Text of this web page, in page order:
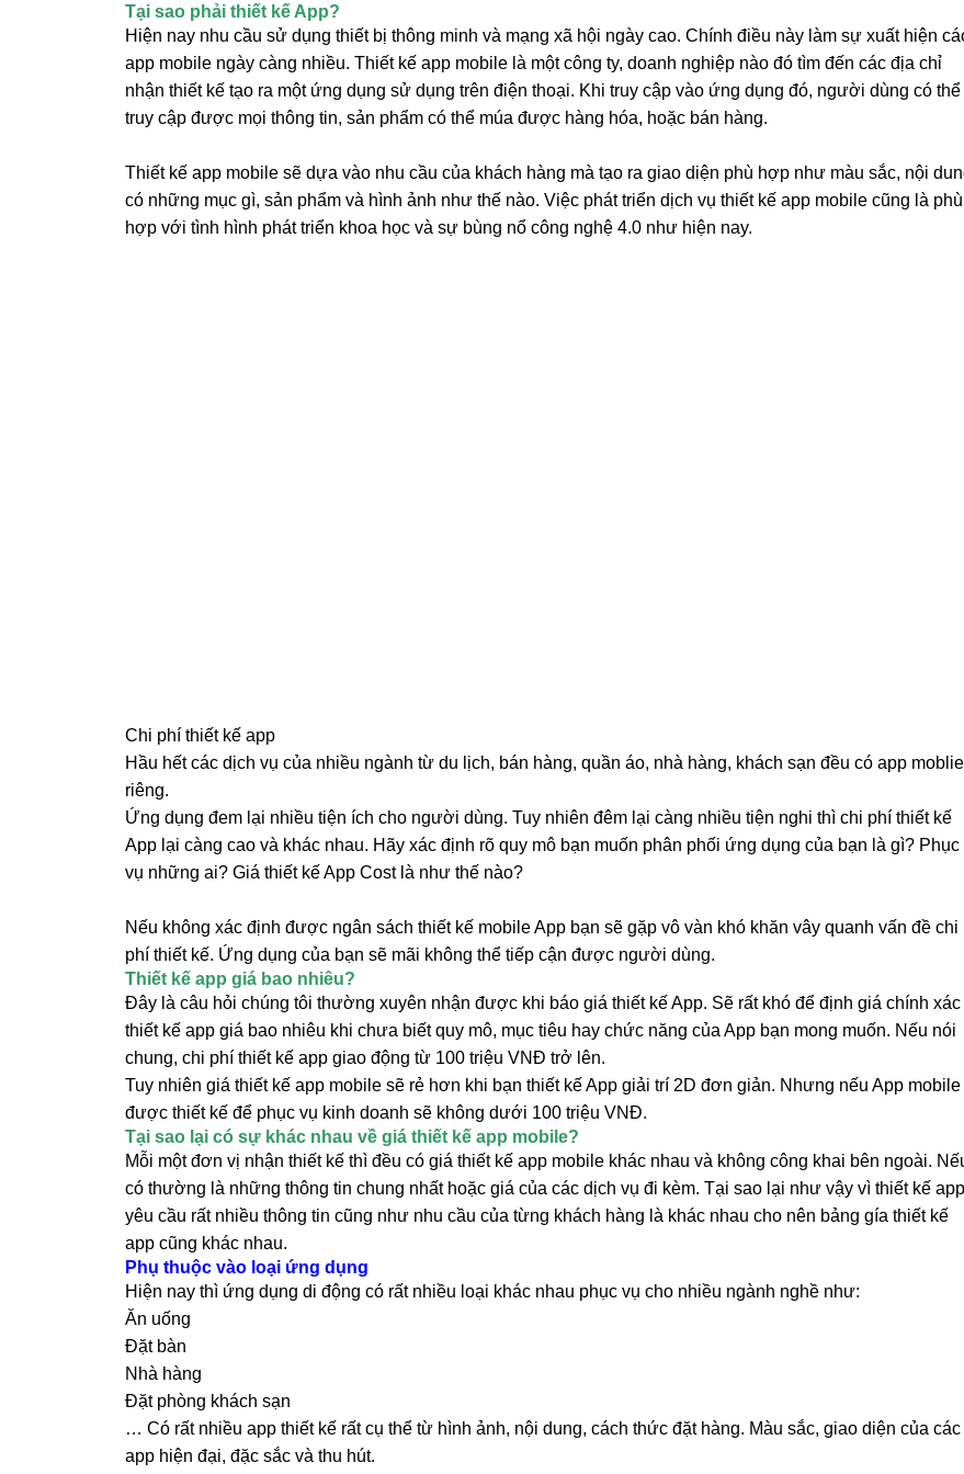
kế app mobile cũng là phù hợp với tình hình phát triển khoa học và sự bùng nổ công nghệ 4.0
như hiện nay.
Chi phí thiết kế app
Hầu hết các dịch vụ của nhiều ngành từ du lịch, bán hàng, quần áo, nhà hàng, khách sạn đều có
app moblie riêng.
Ứng dụng đem lại nhiều tiện ích cho người dùng. Tuy nhiên đêm lại càng nhiều tiện nghi thì chi
phí thiết kế App lại càng cao và khác nhau. Hãy xác định rõ quy mô bạn muốn phân phối ứng
dụng của bạn là gì? Phục vụ những ai? Giá thiết kế App Cost là như thế nào?
Nếu không xác định được ngân sách thiết kế mobile App bạn sẽ gặp vô vàn khó khăn vây quanh